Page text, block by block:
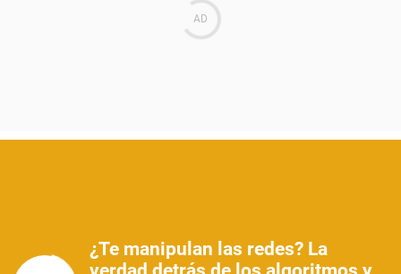
¿Te manipulan las redes? La